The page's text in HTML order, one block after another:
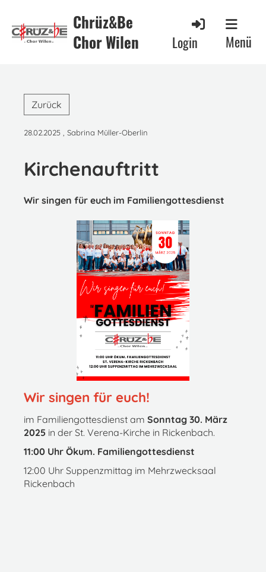
Chrüz&Be
Chor Wilen
Login Menü
Zurück
28.02.2025 , Sabrina Müller-Oberlin
Kirchenauftritt
Wir singen für euch im Familiengottesdienst
Wir singen für euch!
im Familiengottesdienst am Sonntag 30. März
2025 in der St. Verena-Kirche in Rickenbach.
11:00 Uhr Ökum. Familiengottesdienst
12:00 Uhr Suppenzmittag im Mehrzwecksaal
Rickenbach